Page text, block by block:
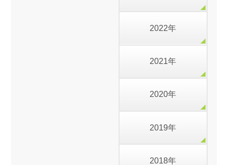
2022年
2021年
2020年
2019年
2018年